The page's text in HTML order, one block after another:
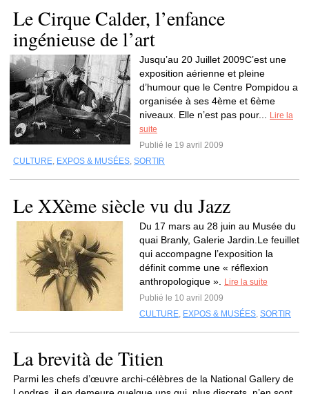
Le Cirque Calder, l’enfance
ingénieuse de l’art
Jusqu’au 20 Juillet 2009C’est une
exposition aérienne et pleine
d’humour que le Centre Pompidou a
organisée à ses 4ème et 6ème
niveaux. Elle n’est pas pour...
Lire la
suite
Publié le 19 avril 2009
CULTURE, EXPOS & MUSÉES, SORTIR
Le XXème siècle vu du Jazz
Du 17 mars au 28 juin au Musée du
quai Branly, Galerie Jardin.Le feuillet
qui accompagne l’exposition la
définit comme une « réflexion
anthropologique ».
Lire la suite
Publié le 10 avril 2009
CULTURE, EXPOS & MUSÉES, SORTIR
La brevità de Titien
Parmi les chefs d’œuvre archi-célèbres de la National Gallery de